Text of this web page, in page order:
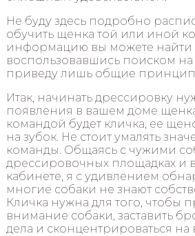
Не буду здесь подробно
обучить щенка той или иной
информацию вы можете найти
воспользовавшись поиском
приведу лишь общие
Итак, начинать дрессировку
появления в вашем доме
командой будет кличка, ее
на зубок. Не стоит умалять
команды. Общаясь с чужими
дрессировочных площадках и
кабинете, я с удивлением
многие собаки не знают
Кличка нужна для того, чтобы
внимание собаки, заставить
дела и сконцентрироваться на